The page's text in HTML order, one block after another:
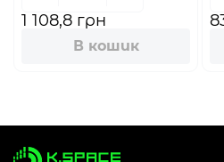
1 108,8 грн
В кошик